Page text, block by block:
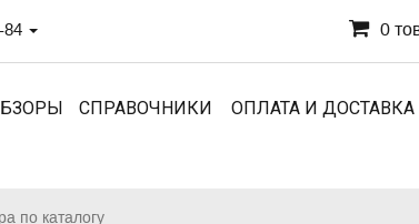
84 0
СПРАВОЧНИКИ ОПЛАТА И ДОСТАВКА